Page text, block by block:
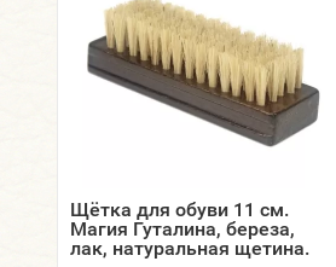
Щётка для обуви 11 см.
Магия Гуталина, береза,
лак, натуральная щетина.